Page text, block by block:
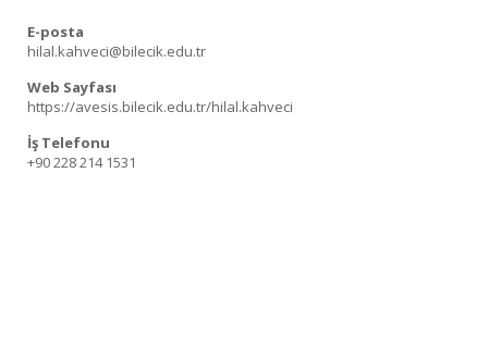
E-posta
hilal.kahveci@bilecik.edu.tr
Web Sayfası
https://avesis.bilecik.edu.tr/hilal.kahveci
İş Telefonu
+90 228 214 1531